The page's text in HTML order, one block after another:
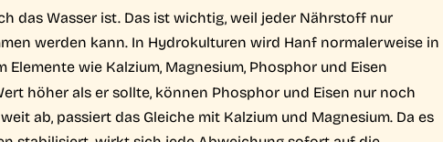
das Wasser ist. Das ist wichtig, weil jeder Nährstoff nur
werden kann. In Hydrokulturen wird Hanf normalerweise in
Elemente wie Kalzium, Magnesium, Phosphor und Eisen
höher als er sollte, können Phosphor und Eisen nur noch
ab, passiert das Gleiche mit Kalzium und Magnesium. Da es